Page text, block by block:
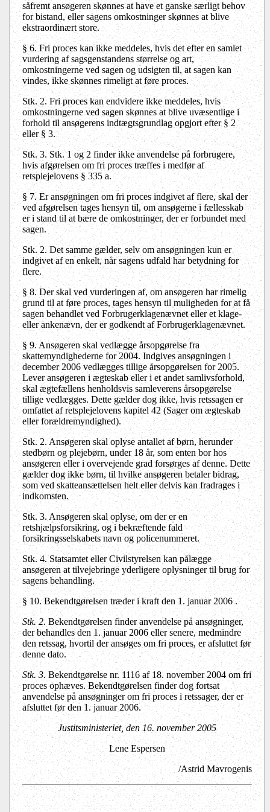
såfremt ansøgeren skønnes at have et ganske særligt behov
for bistand, eller sagens omkostninger skønnes at blive
ekstraordinært store.
§ 6. Fri proces kan ikke meddeles, hvis det efter en samlet
vurdering af sagsgenstandens størrelse og art,
omkostningerne ved sagen og udsigten til, at sagen kan
vindes, ikke skønnes rimeligt at føre proces.
Stk. 2. Fri proces kan endvidere ikke meddeles, hvis
omkostningerne ved sagen skønnes at blive uvæsentlige i
forhold til ansøgerens indtægtsgrundlag opgjort efter § 2
eller § 3.
Stk. 3. Stk. 1 og 2 finder ikke anvendelse på forbrugere,
hvis afgørelsen om fri proces træffes i medfør af
retsplejelovens § 335 a.
§ 7. Er ansøgningen om fri proces indgivet af flere, skal der
ved afgørelsen tages hensyn til, om ansøgerne i fællesskab
er i stand til at bære de omkostninger, der er forbundet med
sagen.
Stk. 2. Det samme gælder, selv om ansøgningen kun er
indgivet af en enkelt, når sagens udfald har betydning for
flere.
§ 8. Der skal ved vurderingen af, om ansøgeren har rimelig
grund til at føre proces, tages hensyn til muligheden for at få
sagen behandlet ved Forbrugerklagenævnet eller et klage-
eller ankenævn, der er godkendt af Forbrugerklagenævnet.
§ 9. Ansøgeren skal vedlægge årsopgørelse fra
skattemyndighederne for 2004. Indgives ansøgningen i
december 2006 vedlægges tillige årsopgørelsen for 2005.
Lever ansøgeren i ægteskab eller i et andet samlivsforhold,
skal ægtefællens henholdsvis samleverens årsopgørelse
tillige vedlægges. Dette gælder dog ikke, hvis retssagen er
omfattet af retsplejelovens kapitel 42 (Sager om ægteskab
eller forældremyndighed).
Stk. 2. Ansøgeren skal oplyse antallet af børn, herunder
stedbørn og plejebørn, under 18 år, som enten bor hos
ansøgeren eller i overvejende grad forsørges af denne. Dette
gælder dog ikke børn, til hvilke ansøgeren betaler bidrag,
som ved skatteansættelsen helt eller delvis kan fradrages i
indkomsten.
Stk. 3. Ansøgeren skal oplyse, om der er en
retshjælpsforsikring, og i bekræftende fald
forsikringsselskabets navn og policenummeret.
Stk. 4. Statsamtet eller Civilstyrelsen kan pålægge
ansøgeren at tilvejebringe yderligere oplysninger til brug for
sagens behandling.
§ 10. Bekendtgørelsen træder i kraft den 1. januar 2006 .
Stk. 2. Bekendtgørelsen finder anvendelse på ansøgninger,
der behandles den 1. januar 2006 eller senere, medmindre
den retssag, hvortil der ansøges om fri proces, er afsluttet før
denne dato.
Stk. 3. Bekendtgørelse nr. 1116 af 18. november 2004 om fri
proces ophæves. Bekendtgørelsen finder dog fortsat
anvendelse på ansøgninger om fri proces i retssager, der er
afsluttet før den 1. januar 2006.
Justitsministeriet, den 16. november 2005
Lene Espersen
/Astrid Mavrogenis